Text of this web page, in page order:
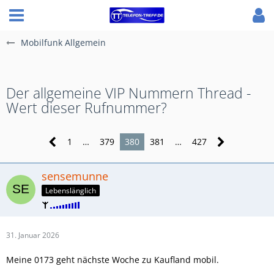
Mobilfunk Allgemein
Der allgemeine VIP Nummern Thread -
Wert dieser Rufnummer?
1 … 379 380 381 … 427
sensemunne
Lebenslänglich
31. Januar 2026
Meine 0173 geht nächste Woche zu Kaufland mobil.